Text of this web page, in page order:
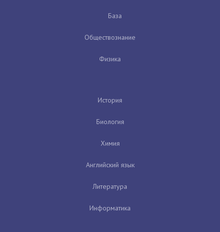
База
Обществознание
Физика
История
Биология
Химия
Английский язык
Литература
Информатика